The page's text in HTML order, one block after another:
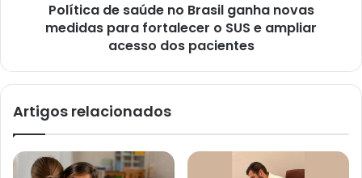
Política de saúde no Brasil ganha novas
medidas para fortalecer o SUS e ampliar
acesso dos pacientes
Artigos relacionados